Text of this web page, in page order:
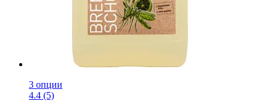
3 опции
4.4 (5)